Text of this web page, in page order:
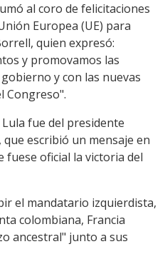
al coro de felicitaciones
Europea (UE) para
quien expresó:
y promovamos las
y con las nuevas
Congreso".
fue del presidente
escribió un mensaje en
fuese oficial la victoria del
el mandatario izquierdista,
colombiana, Francia
ancestral" junto a sus